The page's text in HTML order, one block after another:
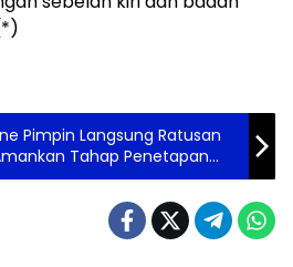
Pimpin Langsung Ratusan
Tahap Penetapan
Nomor Urut Pasangan